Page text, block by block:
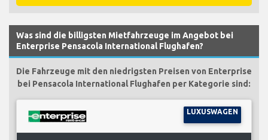
Was sind die billigsten Mietfahrzeuge im Angebot bei
Enterprise Pensacola International Flughafen?
Die Fahrzeuge mit den niedrigsten Preisen von Enterprise
bei Pensacola International Flughafen per Kategorie sind:
LUXUSWAGEN